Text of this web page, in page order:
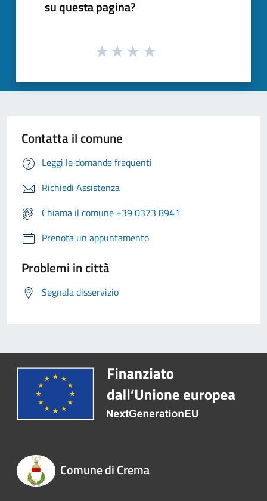
su questa pagina?
Contatta il comune
Leggi le domande frequenti
Richiedi Assistenza
Chiama il comune +39 0373 8941
Prenota un appuntamento
Problemi in città
Segnala disservizio
Comune di Crema